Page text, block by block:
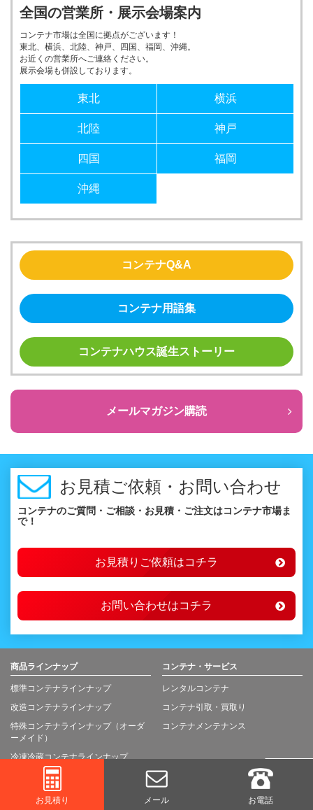
お見積り メール お電話
全国の営業所・展示会場案内
コンテナ市場は全国に拠点がございます！
東北、横浜、北陸、神戸、四国、福岡、沖縄。
お近くの営業所へご連絡ください。
展示会場も併設しております。
東北 横浜
北陸 神戸
四国 福岡
沖縄
コンテナQ&A
コンテナ用語集
コンテナハウス誕生ストーリー
メールマガジン購読
お見積ご依頼・お問い合わせ
コンテナのご質問・ご相談・お見積・ご注文はコンテナ市場ま
で！
お見積りご依頼はコチラ
お問い合わせはコチラ
商品ラインナップ
標準コンテナラインナップ
改造コンテナラインナップ
特殊コンテナラインナップ（オーダ
ーメイド）
冷凍冷蔵コンテナラインナップ
期間限定商品コンテナラインナップ
コンテナ・サービス
レンタルコンテナ
コンテナ引取・買取り
コンテナメンテナンス
コンテナ活用例・実績